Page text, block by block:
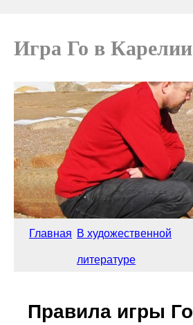
Игра Го в Карелии
Главная В художественной
литературе
Правила игры Го